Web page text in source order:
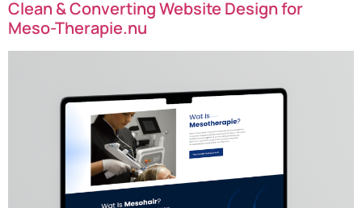
Clean & Converting Website Design for
Meso-Therapie.nu